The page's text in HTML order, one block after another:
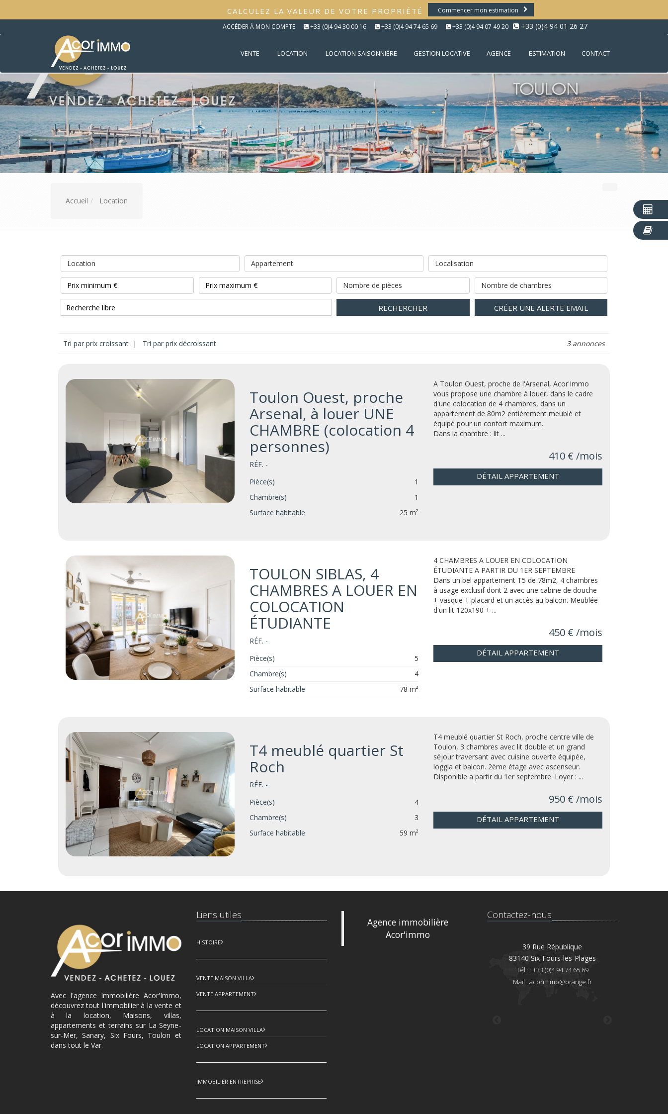
CALCULEZ LA VALEUR DE VOTRE PROPRIÉTÉ
Commencer mon estimation
ACCÉDER À MON COMPTE
+33 (0)4 94 30 00 16 +33 (0)4 94 74 65 69 +33 (0)4 94 07 49 20 +33 (0)4 94 01 26 27
VENTE LOCATION LOCATION SAISONNIÈRE GESTION LOCATIVE AGENCE ESTIMATION CONTACT
Accueil Location
Location Appartement Localisation
Nombre de pièces Nombre de chambres
RECHERCHER CRÉER UNE ALERTE EMAIL
Tri par prix croissant | Tri par prix décroissant 3 annonces
Toulon Ouest, proche
Arsenal, à louer UNE
CHAMBRE (colocation 4
personnes)
RÉF. -
Pièce(s)
1
Chambre(s)
1
Surface habitable
25 m²
A Toulon Ouest, proche de l'Arsenal, Acor'Immo
vous propose une chambre à louer, dans le cadre
d'une colocation de 4 chambres, dans un
appartement de 80m2 entièrement meublé et
équipé pour un confort maximum.
Dans la chambre : lit ...
410 € /mois
DÉTAIL APPARTEMENT
TOULON SIBLAS, 4
CHAMBRES A LOUER EN
COLOCATION
ÉTUDIANTE
RÉF. -
Pièce(s)
5
Chambre(s)
4
Surface habitable
78 m²
4 CHAMBRES A LOUER EN COLOCATION
ÉTUDIANTE A PARTIR DU 1ER SEPTEMBRE
Dans un bel appartement T5 de 78m2, 4 chambres
à usage exclusif dont 2 avec une cabine de douche
+ vasque + placard et un accès au balcon. Meublée
d'un lit 120x190 + ...
450 € /mois
DÉTAIL APPARTEMENT
T4 meublé quartier St
Roch
RÉF. -
Pièce(s)
4
Chambre(s)
3
Surface habitable
59 m²
T4 meublé quartier St Roch, proche centre ville de
Toulon, 3 chambres avec lit double et un grand
séjour traversant avec cuisine ouverte équipée,
loggia et balcon. 2ème étage avec ascenseur.
Disponible a partir du 1er septembre. Loyer : ...
950 € /mois
DÉTAIL APPARTEMENT
Avec l'agence Immobilière Acor'Immo,
découvrez tout l'immobilier à la vente et
à la location, Maisons, villas,
appartements et terrains sur La Seyne-
sur-Mer, Sanary, Six Fours, Toulon et
dans tout le Var.
Liens utiles
HISTOIRE
VENTE MAISON VILLA
VENTE APPARTEMENT
LOCATION MAISON VILLA
LOCATION APPARTEMENT
IMMOBILIER ENTREPRISE
Agence immobilière
Acor'immo
Contactez-nous
39 Rue République
83140 Six-Fours-les-Plages
Tél : : +33 (0)4 94 74 65 69
Mail : acorimmo@orange.fr